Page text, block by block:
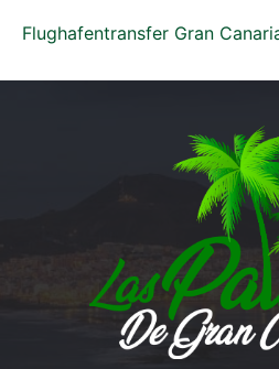
Flughafentransfer Gran